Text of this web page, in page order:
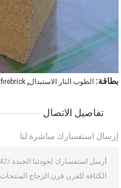
بطاقة: الطوب النار الاستبدال, firebrick والموقد,الطوب الحراريات
تفاصيل الاتصال
إرسال استفسارك مباشرة لنا